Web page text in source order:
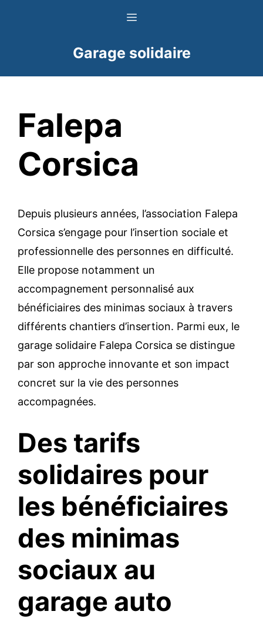
Menu
Garage solidaire
Falepa
Corsica
Depuis plusieurs années, l’association Falepa
Corsica s’engage pour l’insertion sociale et
professionnelle des personnes en difficulté.
Elle propose notamment un
accompagnement personnalisé aux
bénéficiaires des minimas sociaux à travers
différents chantiers d’insertion. Parmi eux, le
garage solidaire Falepa Corsica se distingue
par son approche innovante et son impact
concret sur la vie des personnes
accompagnées.
Des tarifs
solidaires pour
les bénéficiaires
des minimas
sociaux au
garage auto